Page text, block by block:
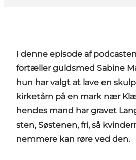
I denne episode af
fortæller guldsmed Sabine
hun har valgt at lave en
kirketårn på en mark nær
hendes mand har gravet
sten, Søstenen, fri, så
nemmere kan røre ved den.